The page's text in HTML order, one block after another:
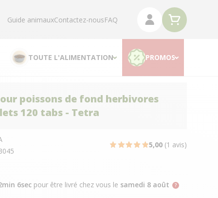
Guide animauxContactez-nousFAQ
TOUTE L'ALIMENTATION PROMOS
poissons de fond herbivores
120 tabs - Tetra
5,00 (1 avis)
5secpour être livré chez vous le samedi 8 août